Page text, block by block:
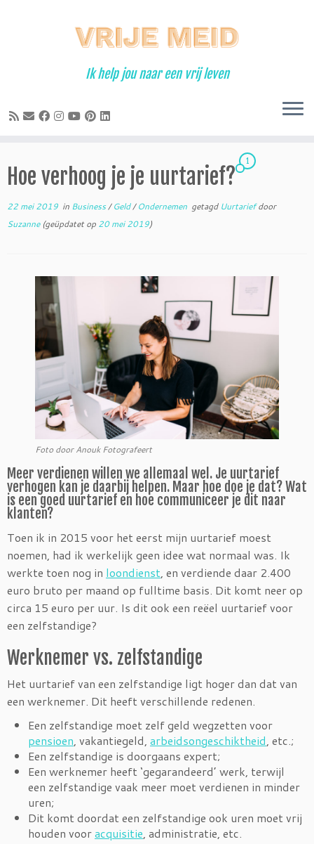
Ik help jou naar een vrij leven
Hoe verhoog je je uurtarief?
1
22 mei 2019 in Business/Geld/Ondernemen getagd Uurtariefdoor
Suzanne(geüpdatet op 20 mei 2019)
Foto door Anouk Fotografeert
Meer verdienen willen we allemaal wel. Je uurtarief
verhogen kan je daarbij helpen. Maar hoe doe je dat? Wat
is een goed uurtarief en hoe communiceer je dit naar
klanten?
Toen ik in 2015 voor het eerst mijn uurtarief moest
noemen, had ik werkelijk geen idee wat normaal was. Ik
werkte toen nog in loondienst, en verdiende daar 2.400
euro bruto per maand op fulltime basis. Dit komt neer op
circa 15 euro per uur. Is dit ook een reëel uurtarief voor
een zelfstandige?
Werknemer vs. zelfstandige
Het uurtarief van een zelfstandige ligt hoger dan dat van
een werknemer. Dit heeft verschillende redenen.
Een zelfstandige moet zelf geld wegzetten voor
pensioen, vakantiegeld, arbeidsongeschiktheid, etc.;
Een zelfstandige is doorgaans expert;
Een werknemer heeft ‘gegarandeerd’ werk, terwijl
een zelfstandige vaak meer moet verdienen in minder
uren;
Dit komt doordat een zelfstandige ook uren moet vrij
houden vooracquisitie, administratie, etc.